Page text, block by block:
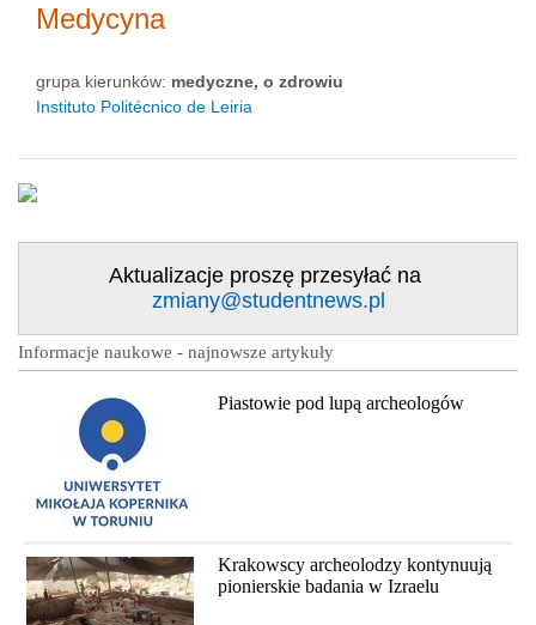
Medycyna
grupa kierunków: medyczne, o zdrowiu
Instituto Politécnico de Leiria
Aktualizacje proszę przesyłać na
zmiany@studentnews.pl
Informacje naukowe - najnowsze artykuły
Piastowie pod lupą archeologów
Krakowscy archeolodzy kontynuują
pionierskie badania w Izraelu